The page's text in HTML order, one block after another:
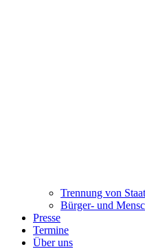
Trennung ​​​​​​​von
Bürger- und
Presse
Termine
Über uns